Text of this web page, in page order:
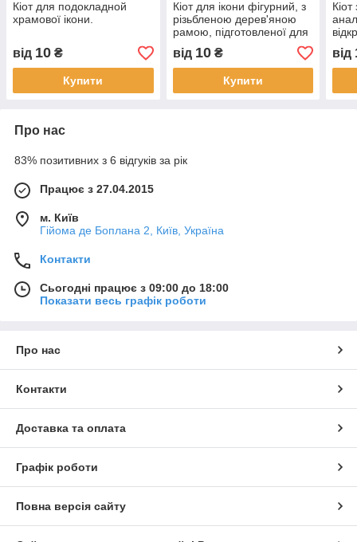
Кіот для подокладной
храмової ікони.
від 10 ₴
Купити
Кіот для ікони фігурний, з
різьбленою дерев'яною
рамою, підготовленої для
золотом.
від 10₴
Купити
від
Про нас
83% позитивних з 6 відгуків за рік
Працює з 27.04.2015
м. Київ
Гійома де Боплана 2, Київ, Україна
Контакти
Сьогодні працює з 09:00 до 18:00
Показати весь графік роботи
Про нас
Контакти
Доставка та оплата
Графік роботи
Повна версія сайту